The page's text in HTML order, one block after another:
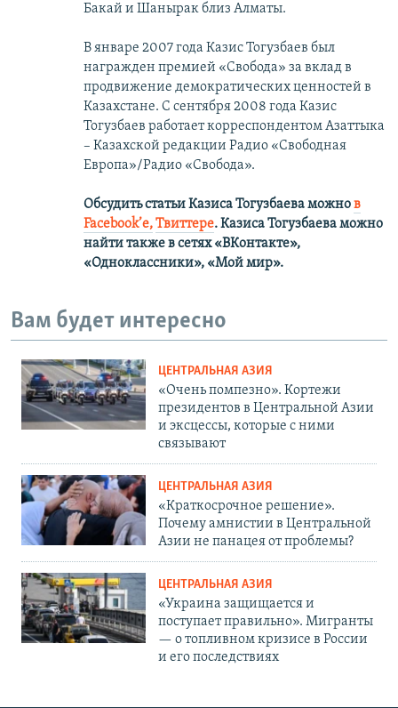
Бакай и Шанырак близ Алматы.
В январе 2007 года Казис Тогузбаев был
награжден премией «Свобода» за вклад в
продвижение демократических ценностей в
Казахстане. С сентября 2008 года Казис
Тогузбаев работает корреспондентом Азаттыка
– Казахской редакции Радио «Свободная
Европа»/Радио «Свобода».
Обсудить статьи Казиса Тогузбаева можнов
Facebook’е,Твиттере.Казиса Тогузбаева можно
найти также в сетях«ВКонтакте»,
«Одноклассники», «Мой мир».
Вам будет интересно
ЦЕНТРАЛЬНАЯ АЗИЯ
«Очень помпезно». Кортежи
президентов в Центральной Азии
и эксцессы, которые с ними
связывают
ЦЕНТРАЛЬНАЯ АЗИЯ
«Краткосрочное решение».
Почему амнистии в Центральной
Азии не панацея от проблемы?
ЦЕНТРАЛЬНАЯ АЗИЯ
«Украина защищается и
поступает правильно». Мигранты
— о топливном кризисе в России
и его последствиях